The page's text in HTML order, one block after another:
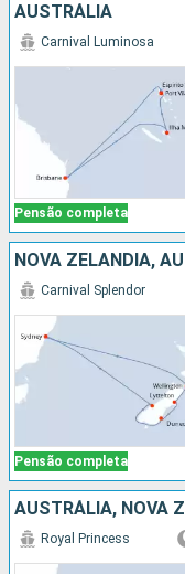
AUSTRÁLIA
Pensão completa
Carnival Luminosa
NOVA ZELÂNDIA,
Pensão completa
Carnival Splendor
AUSTRÁLIA, NOVA
Royal Princess